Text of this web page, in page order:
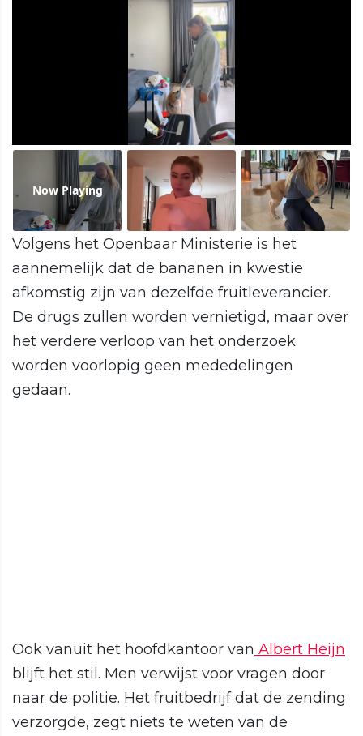
Now Playing
Volgens het Openbaar Ministerie is het
aannemelijk dat de bananen in kwestie
afkomstig zijn van dezelfde fruitleverancier.
De drugs zullen worden vernietigd, maar over
het verdere verloop van het onderzoek
worden voorlopig geen mededelingen
gedaan.
Ook vanuit het hoofdkantoor van Albert Heijn
blijft het stil. Men verwijst voor vragen door
naar de politie. Het fruitbedrijf dat de zending
verzorgde, zegt niets te weten van de